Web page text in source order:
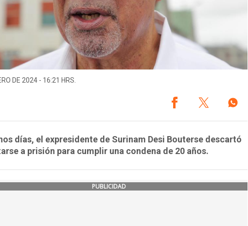
DE 2024 - 16:21 HRS.
días, el expresidente de Surinam Desi Bouterse descartó
a prisión para cumplir una condena de 20 años.
PUBLICIDAD